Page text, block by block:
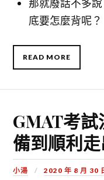
那就廢話不多
底要怎麼背呢？
READ MORE
GMAT考
備到順利
小湯 2020 年 8 月 30